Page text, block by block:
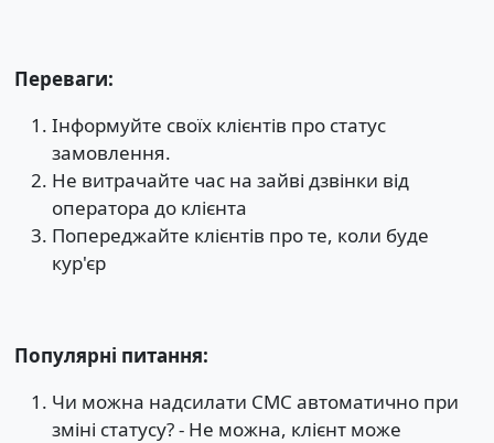
Переваги:
Інформуйте своїх клієнтів про статус
замовлення.
Не витрачайте час на зайві дзвінки від
оператора до клієнта
Попереджайте клієнтів про те, коли буде
кур'єр
Популярні питання:
Чи можна надсилати СМС автоматично при
зміні статусу? - Не можна, клієнт може